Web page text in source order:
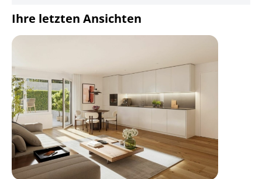
Ihre letzten Ansichten